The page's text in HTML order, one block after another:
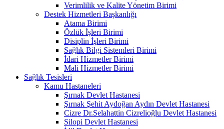
Verimlilik ve Kalite Yönetim Birimi
Destek Hizmetleri Başkanlığı
Atama Birimi
Özlük İşleri Birimi
Disiplin İşleri Birimi
Sağlık Bilgi Sistemleri Birimi
İdari Hizmetler Birimi
Mali Hizmetler Birimi
Sağlık Tesisleri
Kamu Hastaneleri
Şırnak Devlet Hastanesi
Şırnak Şehit Aydoğan Aydın Devlet Hastanesi
Cizre Dr.Selahattin Cizrelioğlu Devlet Hastanesi
Silopi Devlet Hastanesi